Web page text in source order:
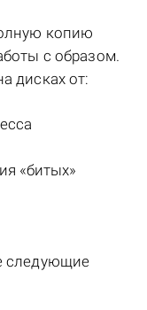
копию
с образом.
дисках от:
«битых»
следующие